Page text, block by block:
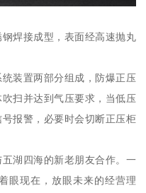
焊接成型，表面经高速抛丸
装置两部分组成，防爆正压
扫并达到气压要求，当低压
报警，必要时会切断正压柜
湖四海的新老朋友合作。一
眼现在，放眼未来的经营理